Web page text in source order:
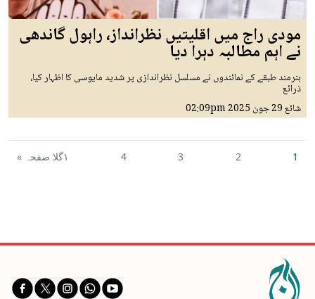
مودی راج میں اقلیتیں نظرانداز، راہول گاندھی
نے اہم مطالبہ دہرا دیا
ہنرمند طبقے کے نمائندوں نے مسلسل نظراندازی پر شدید مایوسی کا اظہار کیا،
ذرائع
شائع29 جون 2025 02:09pm
1
2
3
4 ١گلا صفحہ »